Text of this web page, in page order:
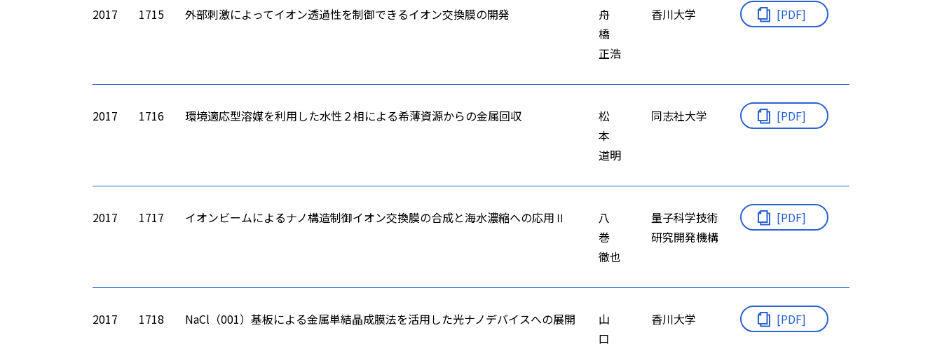
2017 1715 外部刺激によってイオン透過性を制御できるイオン交換膜の開発
舟
橋
正浩
香川大学 [PDF]
2017 1716 環境適応型溶媒を利用した水性２相による希薄資源からの金属回収
松
本
道明
同志社大学 [PDF]
2017 1717 イオンビームによるナノ構造制御イオン交換膜の合成と海水濃縮への応用Ⅱ
八
巻
徹也
量子科学技術
研究開発機構
[PDF]
2017 1718 NaCl（001）基板による金属単結晶成膜法を活用した光ナノデバイスへの展開
山
口
香川大学 [PDF]